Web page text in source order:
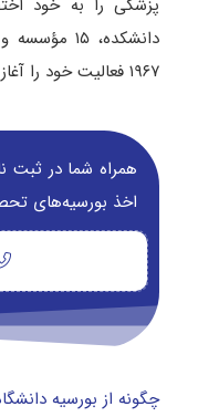
۱۹۶۷ فعالیت خود را آغاز کرد.
همراه شما در ثبت
اخذ بورسیه‌های
چگونه از بورسیه